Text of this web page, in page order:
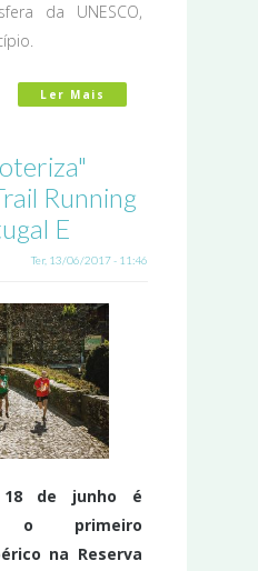
da UNESCO,
Ler Mais
Running
E
Ter, 13/06/2017 - 11:46
18 de junho é
o primeiro
na Reserva